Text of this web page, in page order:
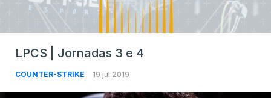
LPCS | Jornadas 3 e 4
COUNTER-STRIKE 19 jul 2019